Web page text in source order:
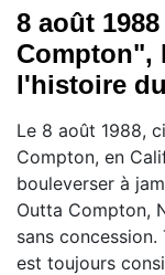
8 août
Compton",
l'histoire
Le 8 août 1988,
Compton, en
bouleverser à
Outta Compton,
sans
est toujours